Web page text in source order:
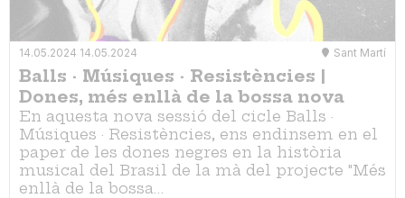
14.05.2024 14.05.2024 Sant Martí
Balls · Músiques · Resistències |
Dones, més enllà de la bossa nova
En aquesta nova sessió del cicle Balls ·
Músiques · Resistències, ens endinsem en el
paper de les dones negres en la història
musical del Brasil de la mà del projecte "Més
enllà de la bossa…